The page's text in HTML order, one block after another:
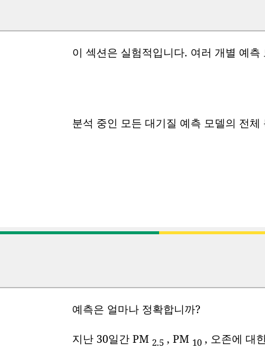
이 섹션은 실험적입니다. 여러 개별 예
분석 중인 모든 대기질 예측 모델의 전
예측은 얼마나 정확합니까?
지난 30일간 PM 2.5 , PM 10 , 오존에 대